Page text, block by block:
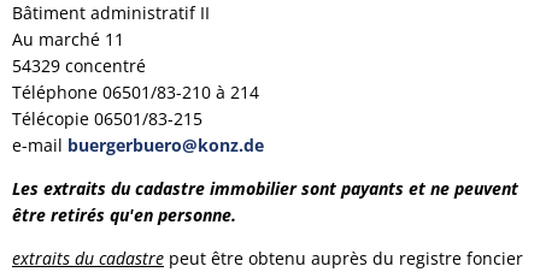
Bâtiment administratif II
Au marché 11
54329 concentré
Téléphone 06501/83-210 à 214
Télécopie 06501/83-215
e-mail buergerbuero@konz.de
Les extraits du cadastre immobilier sont payants et ne peuvent
être retirés qu'en personne.
extraits du cadastre peut être obtenu auprès du registre foncier